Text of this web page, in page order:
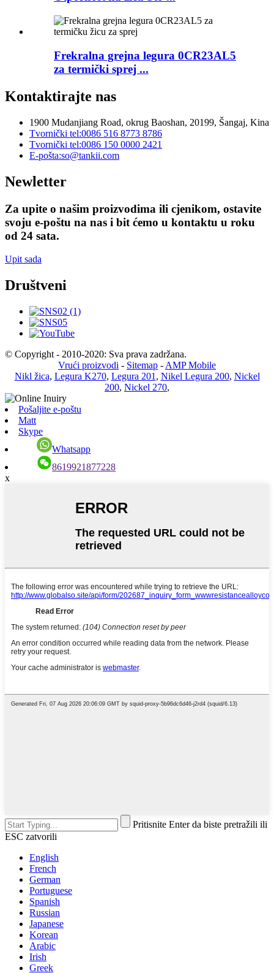
Frekralna grejna legura 0CR23AL5
za termički sprej ...
Kontaktirajte nas
1900 Mudanjiang Road, okrug Baoshan, 20199, Šangaj, Kina
Tvornički tel:0086 516 8773 8786
Tvornički tel:0086 150 0000 2421
E-pošta:so@tankii.com
Newletter
Za upite o našim proizvodima ili cjenikom, ostavite
svoju e-poštu na nas i bit ćemo u kontaktu u roku
od 24 sata.
Upit sada
Društveni
© Copyright - 2010-2020: Sva prava zadržana.
Vrući proizvodi - Sitemap - AMP Mobile
Nikl žica, Legura K270, Legura 201 , Nikel Legura 200, Nickel
200, Nickel 270,
Pošaljite e-poštu
Matt
Skype
Whatsapp
8619921877228
x
Pritisnite Enter da biste pretražili ili
ESC zatvorili
English
French
German
Portuguese
Spanish
Russian
Japanese
Korean
Arabic
Irish
Greek